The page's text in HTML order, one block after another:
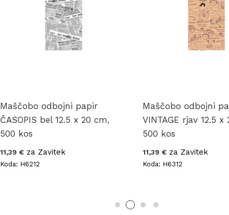
Maščobo odbojni papir
ČASOPIS bel 12.5 x 20 cm,
500 kos
11,39 € za Zavitek
Koda: H6212
Maščobo odbojni
VINTAGE rjav 12.5 x
500 kos
11,39 € za Zavitek
Koda: H6312